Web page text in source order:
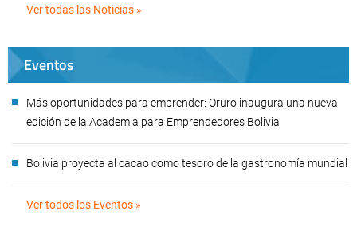
Ver todas las Noticias »
Eventos
Más oportunidades para emprender: Oruro inaugura una nueva
edición de la Academia para Emprendedores Bolivia
Bolivia proyecta al cacao como tesoro de la gastronomía mundial
Ver todos los Eventos »